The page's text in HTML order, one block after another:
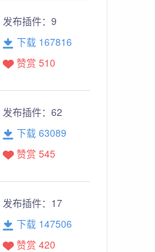
发布插件： 9
下载 167816
赞赏 510
发布插件： 62
下载 63089
赞赏 545
发布插件： 17
下载 147506
赞赏 420